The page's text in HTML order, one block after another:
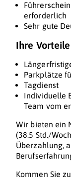
erforderlich
Sehr gute
Ihre Vorteile
Parkplätze
Tagdienst
Individuelle
Team vom
Wir bieten ein
(38.5 Std./
Überzahlung,
Kommen Sie